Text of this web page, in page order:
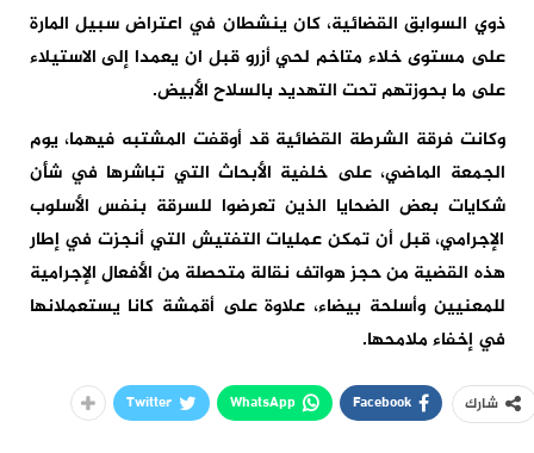
ذوي السوابق القضائية، كان ينشطان في اعتراض سبيل المارة
على مستوى خلاء متاخم لحي أزرو قبل ان يعمدا إلى الاستيلاء
على ما بحوزتهم تحت التهديد بالسلاح الأبيض.
وكانت فرقة الشرطة القضائية قد أوقفت المشتبه فيهما، يوم
الجمعة الماضي، على خلفية الأبحاث التي تباشرها في شأن
شكايات بعض الضحايا الذين تعرضوا للسرقة بنفس الأسلوب
الإجرامي، قبل أن تمكن عمليات التفتيش التي أنجزت في إطار
هذه القضية من حجز هواتف نقالة متحصلة من الأفعال الإجرامية
للمعنيين وأسلحة بيضاء، علاوة على أقمشة كانا يستعملانها
في إخفاء ملامحها.
شارك Facebook
WhatsApp
Twitter